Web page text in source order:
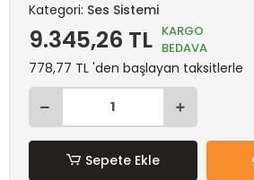
Kategori: Ses Sistemi
9.345,26 TL KARGO
BEDAVA
778,77 TL 'den başlayan taksitlerle
Sepete Ekle